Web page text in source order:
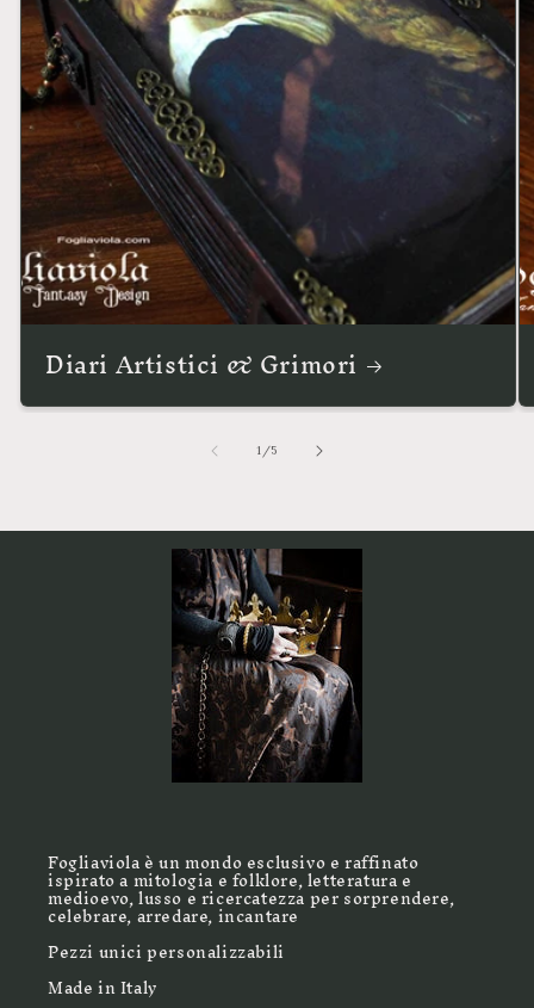
Diari Artistici & Grimori
1 /su5
Fogliaviola è un mondo esclusivo e raffinato
ispirato a mitologia e folklore, letteratura e
medioevo, lusso e ricercatezza per sorprendere,
celebrare, arredare, incantare
Pezzi unici personalizzabili
Made in Italy